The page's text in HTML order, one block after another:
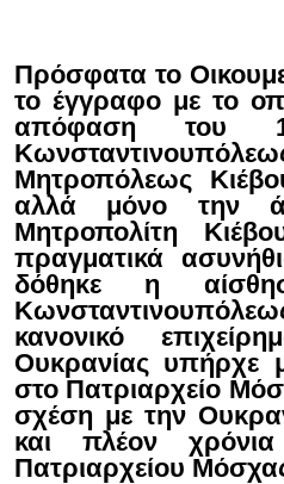
Πρόσφατα το
το έγγραφο με το
απόφαση του
Μητροπόλεως
αλλά μόνο την
Μητροπολίτη
πραγματικά
δόθηκε η
κανονικό
Ουκρανίας υπήρχε
στο Πατριαρχείο
σχέση με την
και πλέον
Πατριαρχείου